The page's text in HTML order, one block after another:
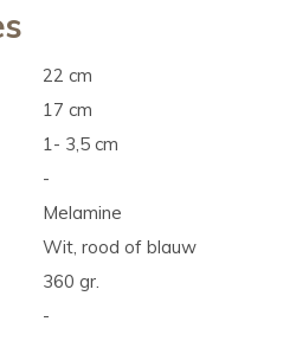
22 cm
17 cm
1- 3,5 cm
-
Melamine
Wit, rood of blauw
360 gr.
-